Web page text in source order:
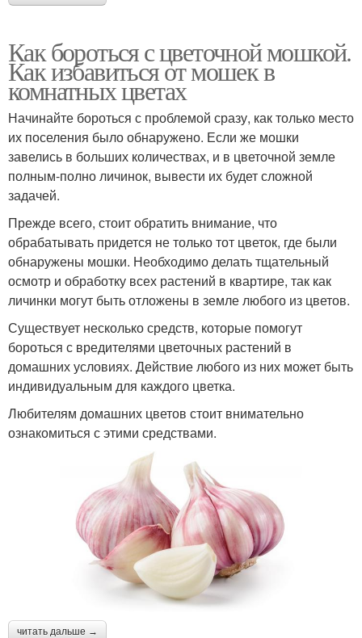
Как бороться с цветочной мошкой.
Как избавиться от мошек в
комнатных цветах
Начинайте бороться с проблемой сразу, как только место
их поселения было обнаружено. Если же мошки
завелись в больших количествах, и в цветочной земле
полным-полно личинок, вывести их будет сложной
задачей.
Прежде всего, стоит обратить внимание, что
обрабатывать придется не только тот цветок, где были
обнаружены мошки. Необходимо делать тщательный
осмотр и обработку всех растений в квартире, так как
личинки могут быть отложены в земле любого из цветов.
Существует несколько средств, которые помогут
бороться с вредителями цветочных растений в
домашних условиях. Действие любого из них может быть
индивидуальным для каждого цветка.
Любителям домашних цветов стоит внимательно
ознакомиться с этими средствами.
читать дальше →